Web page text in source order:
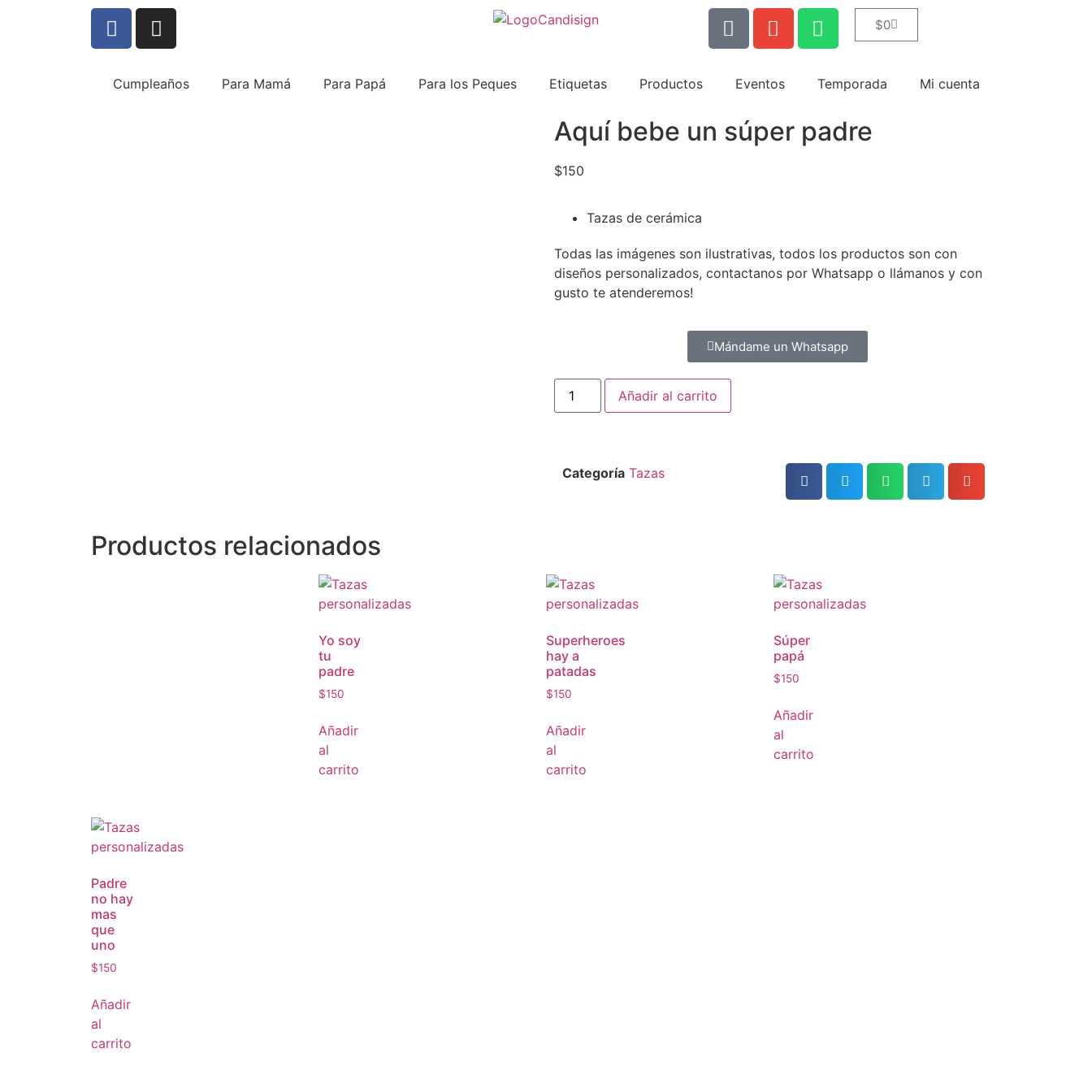
$0
Cumpleaños Para Mamá Para Papá Para los Peques Etiquetas Productos Eventos Temporada Mi cuenta
Aquí bebe un súper padre
$150
Tazas de cerámica
Todas las imágenes son ilustrativas, todos los productos son con
diseños personalizados, contactanos por Whatsapp o llámanos y con
gusto te atenderemos!
Mándame un Whatsapp
Añadir al carrito
Categoría Tazas
Productos relacionados
Yo soy
tu
padre
$150
Añadir
al
carrito
Superheroes
hay a
patadas
$150
Añadir
al
carrito
Súper
papá
$150
Añadir
al
carrito
Padre
no hay
mas
que
uno
$150
Añadir
al
carrito